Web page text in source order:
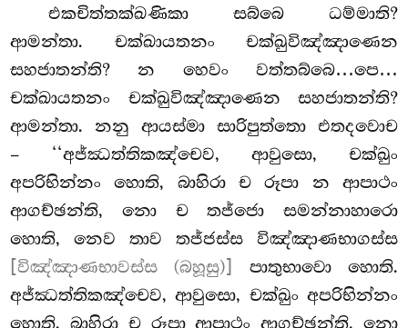
එකචිත්තක්ඛණිකා සබ්බෙ ධම්මාති?
ආමන්තා. චක්ඛායතනං චක්ඛුවිඤ්ඤාණෙන
සහජාතන්ති? න හෙවං වත්තබ්බෙ…පෙ…
චක්ඛායතනං චක්ඛුවිඤ්ඤාණෙන සහජාතන්ති?
ආමන්තා. නනු ආයස්මා සාරිපුත්තො එතදවොච
– ‘‘අජ්ඣත්තිකඤ්චෙව, ආවුසො, චක්ඛුං
අපරිභින්නං හොති, බාහිරා ච රූපා න ආපාථං
ආගච්ඡන්ති, නො ච තජ්ජො සමන්නාහාරො
හොති, නෙව තාව තජ්ජස්ස විඤ්ඤාණභාගස්ස
[විඤ්ඤාණභාවස්ස (බහූසු)]
පාතුභාවො හොති.
අජ්ඣත්තිකඤ්චෙව, ආවුසො, චක්ඛුං අපරිභින්නං
හොති, බාහිරා ච රූපා ආපාථං ආගච්ඡන්ති, නො